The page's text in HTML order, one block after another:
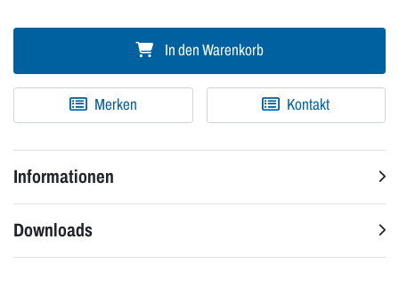
In den Warenkorb
Merken Kontakt
Informationen
Downloads